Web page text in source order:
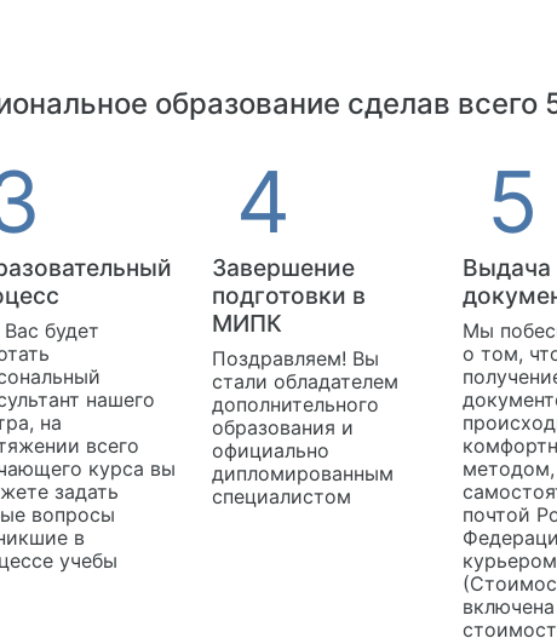
образование сделав всего
будет
нашего
на
всего
курса вы
задать
вопросы
в
учебы
Завершение
подготовки в
МИПК
Поздравляем! Вы
стали обладателем
дополнительного
образования и
официально
дипломированным
специалистом
Выдача
Мы
о том,
методом,
почтой
курьером